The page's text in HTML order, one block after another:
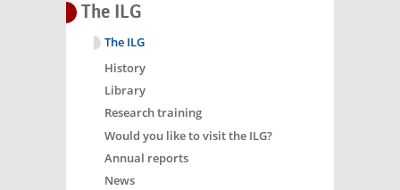
The ILG
The ILG
History
Library
Research training
Would you like to visit the ILG?
Annual reports
News